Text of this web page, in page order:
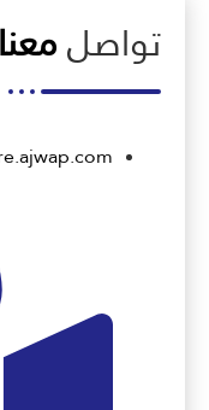
تواصلمعنا